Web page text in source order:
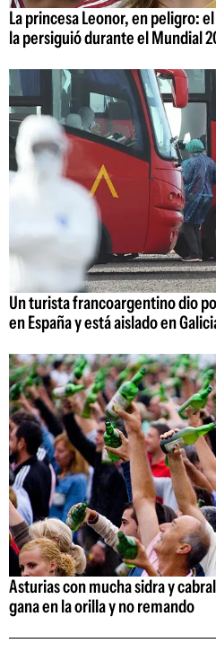
La princesa Leonor, en peligro:
la persiguió durante el Mundial
Un turista francoargentino dio
en España y está aislado en
Asturias con mucha sidra y
gana en la orilla y no remando